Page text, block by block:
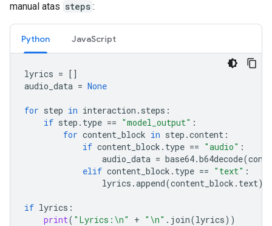
manual atas steps :
Python JavaScript
lyrics = []
audio_data = None
for step in interaction . steps :
if step . type == "model_output" :
for content_block in step .content :
if content_block . type == "audio" :
audio_data = base64.b64decode(
elif content_block . type == "text" :
lyrics .append(content_block . text)
if lyrics :
print( "Lyrics: \n" + " \n" . join(lyrics))